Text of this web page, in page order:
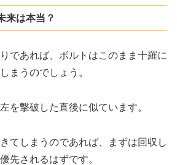
来は本当？
であれば、ボルトはこのまま十羅に
まうのでしょう。
を撃破した直後に似ています。
てしまうのであれば、まずは回収し
先されるはずです。